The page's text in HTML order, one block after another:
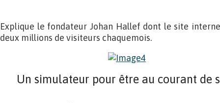
Explique le fondateur Johan Hallef dont le site
deux millions de visiteurs chaquemois.
Un simulateur pour être au courant de